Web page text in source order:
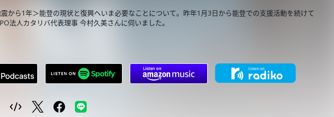
から1年＞能登の現状と復興へいま必要なことについて。昨年1月3日から能登での支援活動を続けて
法人カタリバ代表理事 今村久美さんに伺いました。